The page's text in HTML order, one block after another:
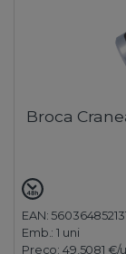
Broca
EAN:
Emb.:1 uni
Preço: 49,5081 €/